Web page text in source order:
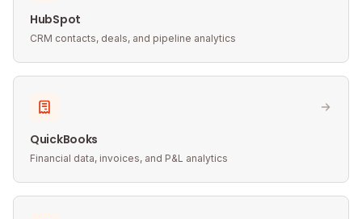
HubSpot
CRM contacts, deals, and pipeline analytics
QuickBooks
Financial data, invoices, and P&L analytics